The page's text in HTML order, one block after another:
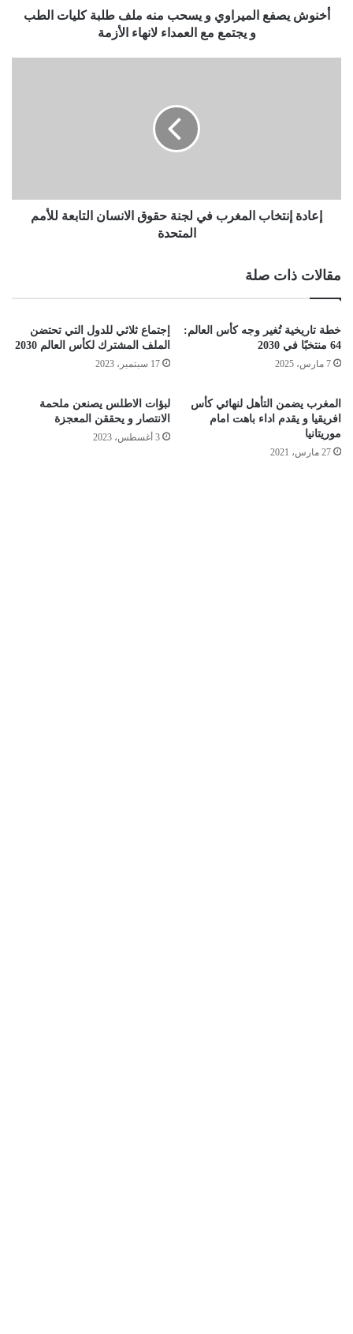
أخنوش يصفع الميراوي و يسحب منه ملف طلبة كليات الطب
و يجتمع مع العمداء لانهاء الأزمة
إعادة إنتخاب المغرب في لجنة حقوق الانسان التابعة للأمم
المتحدة
مقالات ذات صلة
خطة تاريخية تُغير وجه كأس العالم:
64 منتخبًا في 2030
7 مارس، 2025
إجتماع ثلاثي للدول التي تحتضن
الملف المشترك لكأس العالم 2030
17 سبتمبر، 2023
المغرب يضمن التأهل لنهائي كأس
افريقيا و يقدم اداء باهت امام
موريتانيا
27 مارس، 2021
لبؤات الاطلس يصنعن ملحمة
الانتصار و يحققن المعجزة
3 أغسطس، 2023